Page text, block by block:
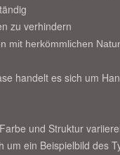
zu verhindern
mit herkömmlichen
handelt es sich um
und Struktur
um ein Beispielbild des